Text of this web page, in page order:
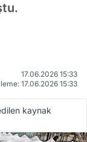
17.06.2026 15:33
17.06.2026 15:33
kaynak